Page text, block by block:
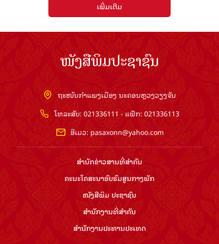
ເພີ່ມເຕີມ
ໜັງສືພິມປະຊາຊົນ
ຖະໜົນກຳແພງເມືອງ ນະຄອນຫຼວງວຽງຈັນ
ໂທລະສັບ: 021336111 - ແຟັກ: 021336113
ອີເມວ: pasaxonn@yahoo.com
ສຳ​ນັກ​ຂ່າວ​ສານ​ທີ່​ສຳ​ຄັນ​
ຄະນະໂຄສະນາອົບຮົມ​ສູນ​ກາງ​ພັກ
ໜັງສືພິມ ປະ​ຊາ​ຊົນ
ສຳ​ນັກ​ງານ​ທີ່​ສຳ​ຄັນ
ສຳ​ນັກ​ງານ​ປະ​ທານ​ປະ​ເທດ